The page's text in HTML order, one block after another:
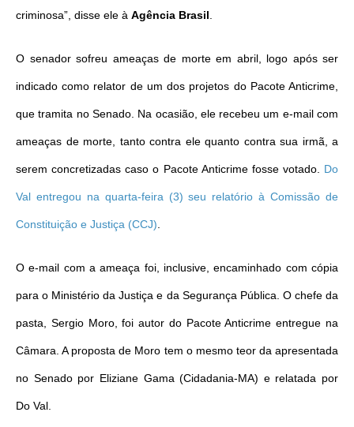
criminosa”, disse ele à Agência Brasil
O senador sofreu ameaças de morte em abril, logo após ser
indicado como relator de um dos projetos do Pacote Anticrime,
que tramita no Senado. Na ocasião, ele recebeu um e-mail com
ameaças de morte, tanto contra ele quanto contra sua irmã, a
serem concretizadas caso o Pacote Anticrime fosse votado. Do
Val entregou na quarta-feira (3) seu relatório à Comissão de
Constituição e Justiça (CCJ)
O e-mail com a ameaça foi, inclusive, encaminhado com cópia
para o Ministério da Justiça e da Segurança Pública. O chefe da
pasta, Sergio Moro, foi autor do Pacote Anticrime entregue na
Câmara. A proposta de Moro tem o mesmo teor da apresentada
no Senado por Eliziane Gama (Cidadania-MA) e relatada por
Do Val.